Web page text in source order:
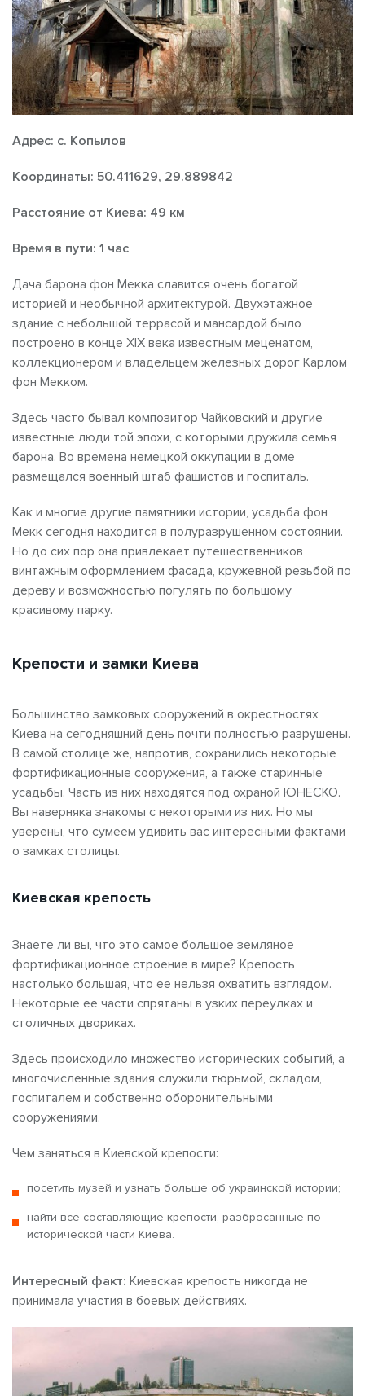
Адрес: с. Копылов
Координаты: 50.411629, 29.889842
Расстояние от Киева: 49 км
Время в пути: 1 час
Дача барона фон Мекка славится очень богатой
историей и необычной архитектурой. Двухэтажное
здание с небольшой террасой и мансардой было
построено в конце XIX века известным меценатом,
коллекционером и владельцем железных дорог Карлом
фон Мекком.
Здесь часто бывал композитор Чайковский и другие
известные люди той эпохи, с которыми дружила семья
барона. Во времена немецкой оккупации в доме
размещался военный штаб фашистов и госпиталь.
Как и многие другие памятники истории, усадьба фон
Мекк сегодня находится в полуразрушенном состоянии.
Но до сих пор она привлекает путешественников
винтажным оформлением фасада, кружевной резьбой по
дереву и возможностью погулять по большому
красивому парку.
Крепости и замки Киева
Большинство замковых сооружений в окрестностях
Киева на сегодняшний день почти полностью разрушены.
В самой столице же, напротив, сохранились некоторые
фортификационные сооружения, а также старинные
усадьбы. Часть из них находятся под охраной ЮНЕСКО.
Вы наверняка знакомы с некоторыми из них. Но мы
уверены, что сумеем удивить вас интересными фактами
о замках столицы.
Киевская крепость
Знаете ли вы, что это самое большое земляное
фортификационное строение в мире? Крепость
настолько большая, что ее нельзя охватить взглядом.
Некоторые ее части спрятаны в узких переулках и
столичных двориках.
Здесь происходило множество исторических событий, а
многочисленные здания служили тюрьмой, складом,
госпиталем и собственно оборонительными
сооружениями.
Чем заняться в Киевской крепости:
посетить музей и узнать больше об украинской истории;
найти все составляющие крепости, разбросанные по
исторической части Киева.
Интересный факт: Киевская крепость никогда не
принимала участия в боевых действиях.